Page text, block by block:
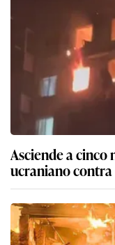
Asciende a
ucraniano